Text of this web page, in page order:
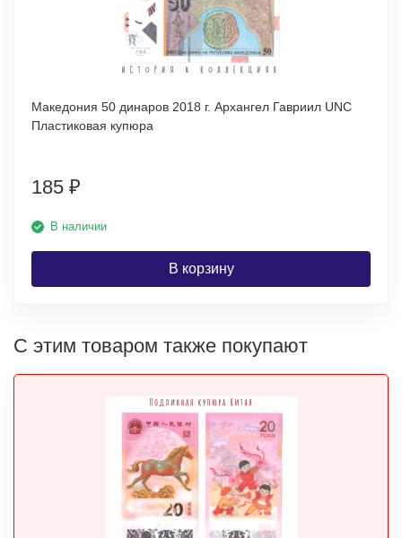
Македония 50 динаров 2018 г. Архангел Гавриил UNC
Пластиковая купюра
185 ₽
В наличии
В корзину
С этим товаром также покупают